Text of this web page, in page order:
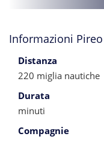
Informazioni Pireo
Distanza
220 miglia nautiche
Durata
minuti
Compagnie